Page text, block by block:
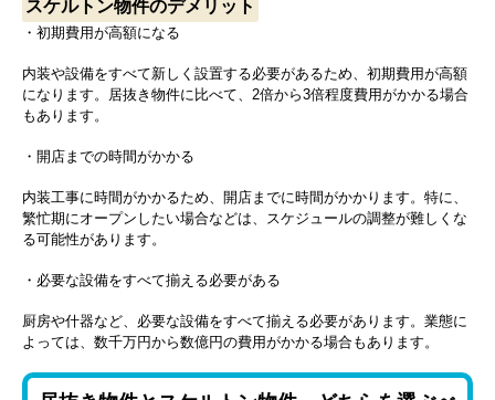
スケルトン物件のデメリット
・初期費用が高額になる
内装や設備をすべて新しく設置する必要があるため、初期費用が高額
になります。居抜き物件に比べて、2倍から3倍程度費用がかかる場合
もあります。
・開店までの時間がかかる
内装工事に時間がかかるため、開店までに時間がかかります。特に、
繁忙期にオープンしたい場合などは、スケジュールの調整が難しくな
る可能性があります。
・必要な設備をすべて揃える必要がある
厨房や什器など、必要な設備をすべて揃える必要があります。業態に
よっては、数千万円から数億円の費用がかかる場合もあります。